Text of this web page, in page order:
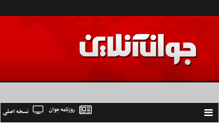
Toggle
نسخه اصلی روزنامه جوان